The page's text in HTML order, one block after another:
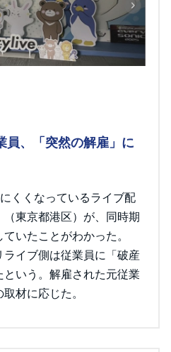
員、「突然の解雇」に
くくなっているライブ配
東京都港区）が、同時期
ていたことがわかった。
イブ側は従業員に「破産
いう。解雇された元従業
材に応じた。